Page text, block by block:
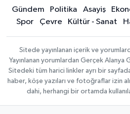
Gündem Politika Asayiş
Spor
Çevre Kültür - Sanat
Sitede yayınlanan içerik ve
Yayınlanan yorumlardan Gerçek
Sitedeki tüm harici linkler ayrı bir sayfada
haber, köşe yazıları ve fotoğraflar izin
dahi, herhangi bir ortamda